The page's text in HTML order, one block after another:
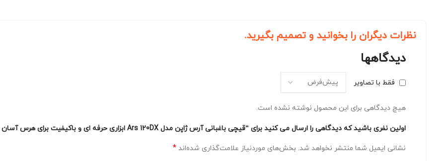
نظرات دیگران را بخوانید و تصمیم بگیرید.
دیدگاهها
فقط با تصاویر
هیچ دیدگاهی برای این محصول نوشته نشده است.
اولین نفری باشید که دیدگاهی را ارسال می کنید برای “قیچی باغبانی آرس ژاپن مدل Ars 120DX ابزاری حرفه ای و باکیفیت برای هرس آسان و ایمن”
نشانی ایمیل شما منتشر نخواهد شد. بخش‌های موردنیاز علامت‌گذاری شده‌اند *